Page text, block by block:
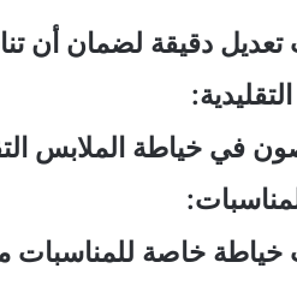
دقيقة لضمان أن
:
في خياطة الملابس
:
خاصة للمناسبات